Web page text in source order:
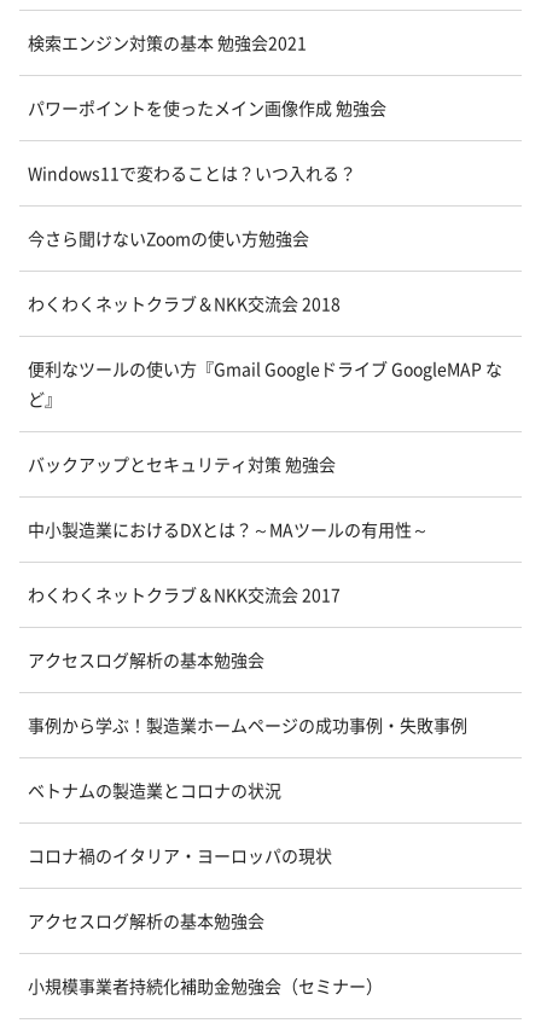
検索エンジン対策の基本 勉強会2021
パワーポイントを使ったメイン画像作成 勉強会
Windows11で変わることは？いつ入れる？
今さら聞けないZoomの使い方勉強会
わくわくネットクラブ＆NKK交流会 2018
便利なツールの使い方『Gmail Googleドライブ GoogleMAP な
ど』
バックアップとセキュリティ対策 勉強会
中小製造業におけるDXとは？～MAツールの有用性～
わくわくネットクラブ＆NKK交流会 2017
アクセスログ解析の基本勉強会
事例から学ぶ！製造業ホームページの成功事例・失敗事例
ベトナムの製造業とコロナの状況
コロナ禍のイタリア・ヨーロッパの現状
アクセスログ解析の基本勉強会
小規模事業者持続化補助金勉強会（セミナー）